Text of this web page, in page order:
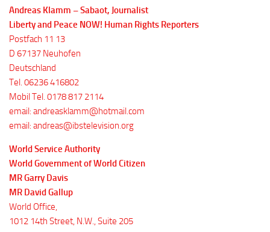
Andreas Klamm – Sabaot, Journalist
Liberty and Peace NOW! Human Rights Reporters
Postfach 11 13
D 67137 Neuhofen
Deutschland
Tel. 06236 416802
Mobil Tel. 0178 817 2114
email: andreasklamm@hotmail.com
email: andreas@ibstelevision.org
World Service Authority
World Government of World Citizen
MR Garry Davis
MR David Gallup
World Office,
1012 14th Street, N.W., Suite 205